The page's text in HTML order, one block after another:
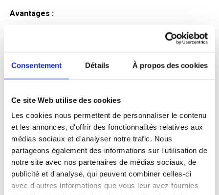
Consentement Détails À propos des cookies
Ce site Web utilise des cookies
Les cookies nous permettent de personnaliser le contenu
et les annonces, d'offrir des fonctionnalités relatives aux
médias sociaux et d'analyser notre trafic. Nous
partageons également des informations sur l'utilisation de
notre site avec nos partenaires de médias sociaux, de
publicité et d'analyse, qui peuvent combiner celles-ci
avec d'autres informations que vous leur avez fournies
Avantages :
candidat
Qualifications et diplômes :
Profil recherché :
Expérience :
Processus